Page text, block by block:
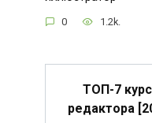
0 1.2k.
ТОП-7
редактора